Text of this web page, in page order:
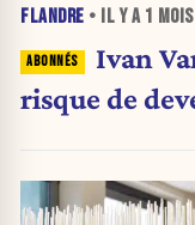
FLANDRE • IL Y A 1 MOIS
Ivan
risque de